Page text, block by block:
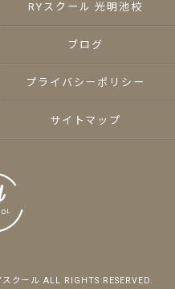
RYスクール 光明池校
ブログ
プライバシーポリシー
サイトマップ
クール ALL RIGHTS RESERVED.